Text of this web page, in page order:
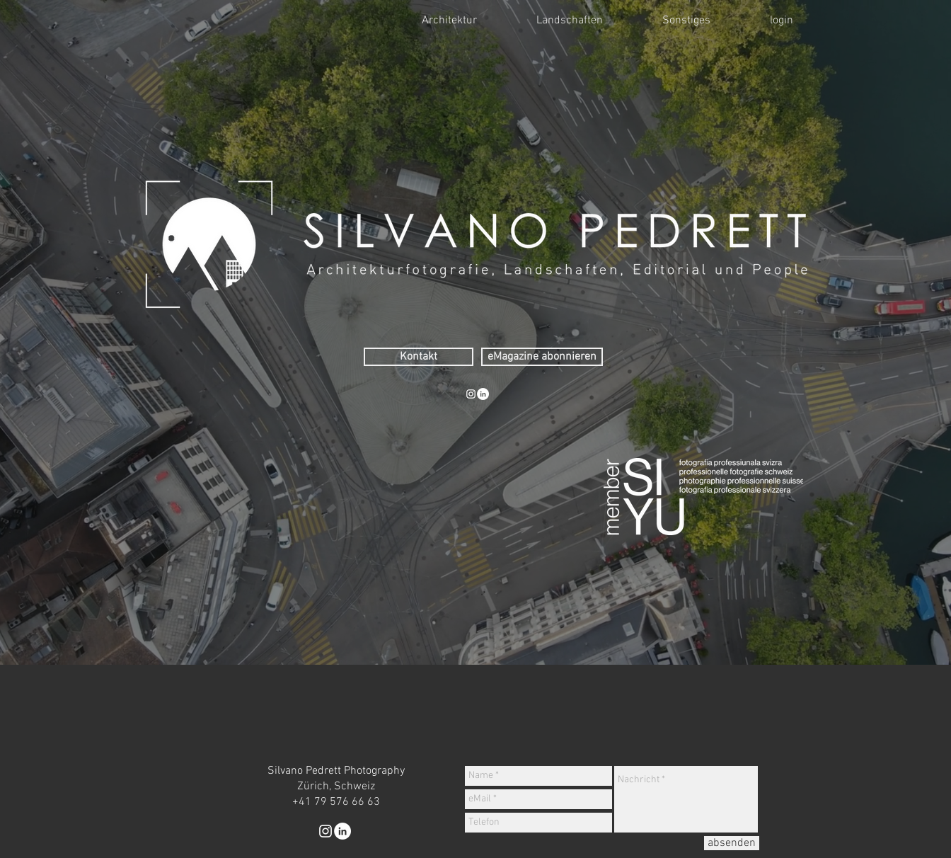
Architektur Landschaften Sonstiges login
Kontakt eMagazine abonnieren
Silvano Pedrett Photography
Zürich, Schweiz
+41 79 576 66 63
absenden